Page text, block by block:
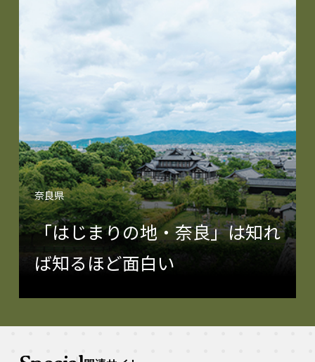
奈良県
「はじまりの地・奈良」は知れ
ば知るほど面白い